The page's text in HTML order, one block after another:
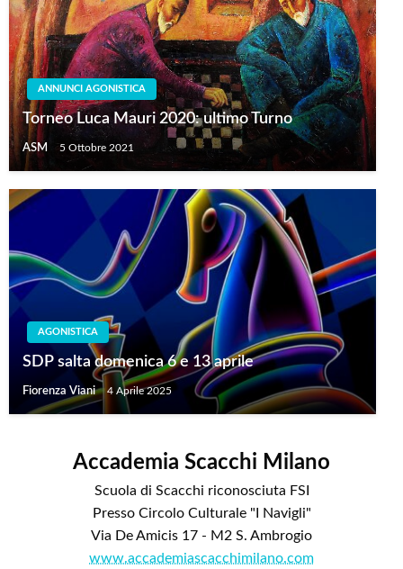
ANNUNCI AGONISTICA
Torneo Luca Mauri 2020: ultimo Turno
ASM 5 Ottobre 2021
AGONISTICA
SDP salta domenica 6 e 13 aprile
Fiorenza Viani 4 Aprile 2025
Accademia Scacchi Milano
Scuola di Scacchi riconosciuta FSI
Presso Circolo Culturale "I Navigli"
Via De Amicis 17 - M2 S. Ambrogio
www.accademiascacchimilano.com